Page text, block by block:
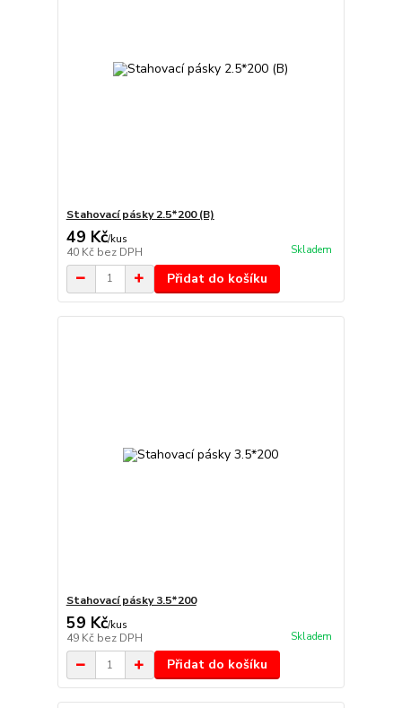
Stahovací pásky 2.5*200 (B)
49 Kč/kus
40 Kč bez DPH Skladem
Přidat do košíku
Stahovací pásky 3.5*200
59 Kč/kus
49 Kč bez DPH Skladem
Přidat do košíku